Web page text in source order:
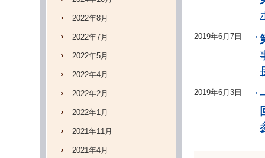
2019年6月7日
2019年6月3日
2022年8月
2022年7月
2022年5月
2022年4月
2022年2月
2022年1月
2021年11月
2021年4月